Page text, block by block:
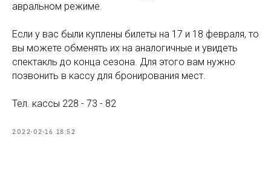
авральном режиме.
Если у вас были куплены билеты на 17 и 18 февраля, то
вы можете обменять их на аналогичные и увидеть
спектакль до конца сезона. Для этого вам нужно
позвонить в кассу для бронирования мест.
Тел. кассы 228 - 73 - 82
2022-02-16 18:52